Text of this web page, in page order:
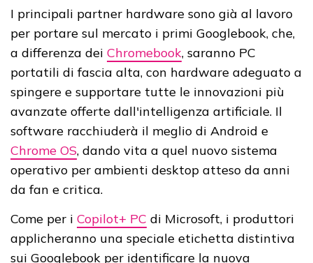
I principali partner hardware sono già al lavoro
per portare sul mercato i primi Googlebook, che,
a differenza dei Chromebook, saranno PC
portatili di fascia alta, con hardware adeguato a
spingere e supportare tutte le innovazioni più
avanzate offerte dall'intelligenza artificiale. Il
software racchiuderà il meglio di Android e
Chrome OS, dando vita a quel nuovo sistema
operativo per ambienti desktop atteso da anni
da fan e critica.
Come per i Copilot+ PC di Microsoft, i produttori
applicheranno una speciale etichetta distintiva
sui Googlebook per identificare la nuova